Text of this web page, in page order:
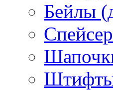
Бейлы